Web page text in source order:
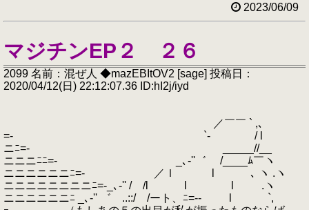
2023/06/09
マジチンEP２ ２６
2099 名前：混ぜ人 ◆mazEBItOV2 [sage] 投稿日：
2020/04/12(日) 22:12:07.36 ID:hI2j/iyd
／￣￣ ` ,､
=- `- / l
ニﾆ=- _____//__
ニニニﾆﾆ=- _､‐''゛ /____ﾑ￣ヽ
ニニニニニニﾆ=- ／ｌ l ､ ヽ .ヽ
ニニニニニニニニﾆ=-_､‐'' / /l l l .ヽ
ニニニニニニﾆ _､‐'' ゛ ..::/ /ート、ﾆ=-- l `,